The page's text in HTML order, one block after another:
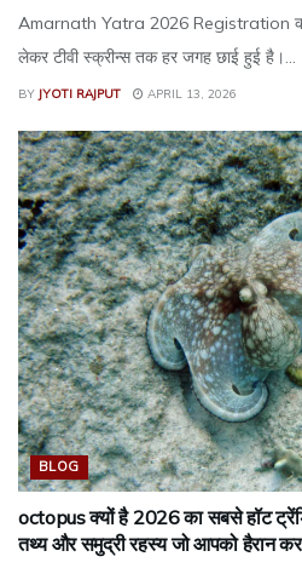
Amarnath Yatra 2026 Registration की
लेकर टीवी स्क्रीन्स तक हर जगह छाई हुई है।...
BY JYOTI RAJPUT APRIL 13, 2026
BLOG
octopus क्यों है 2026 का सबसे हॉट
तथ्य और समुद्री रहस्य जो आपको हैरान